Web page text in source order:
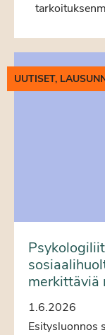
UUTISET,
merkittäviä
1.6.2026
Esitysluonnos